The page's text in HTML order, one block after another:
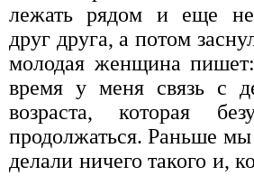
лежать рядом и еще
друг друга, а потом
молодая женщина
время у меня связь с
возраста, которая
продолжаться. Раньше мы
делали ничего такого и,